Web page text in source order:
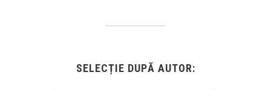
SELECȚIE DUPĂ AUTOR: